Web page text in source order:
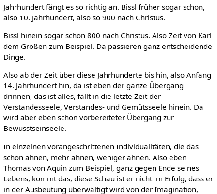
Jahrhundert fängt es so richtig an. Bissl früher sogar schon,
also 10. Jahrhundert, also so 900 nach Christus.
Bissl hinein sogar schon 800 nach Christus. Also Zeit von Karl
dem Großen zum Beispiel. Da passieren ganz entscheidende
Dinge.
Also ab der Zeit über diese Jahrhunderte bis hin, also Anfang
14. Jahrhundert hin, da ist eben der ganze Übergang
drinnen, das ist alles, fällt in die letzte Zeit der
Verstandesseele, Verstandes- und Gemütsseele hinein. Da
wird aber eben schon vorbereiteter Übergang zur
Bewusstseinseele.
In einzelnen vorangeschrittenen Individualitäten, die das
schon ahnen, mehr ahnen, weniger ahnen. Also eben
Thomas von Aquin zum Beispiel, ganz gegen Ende seines
Lebens, kommt das, diese Schau ist er nicht im Erfolg, dass er
in der Ausbeutung überwältigt wird von der Imagination,